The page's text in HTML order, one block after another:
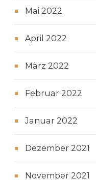
Mai 2022
April 2022
März 2022
Februar 2022
Januar 2022
Dezember 2021
November 2021